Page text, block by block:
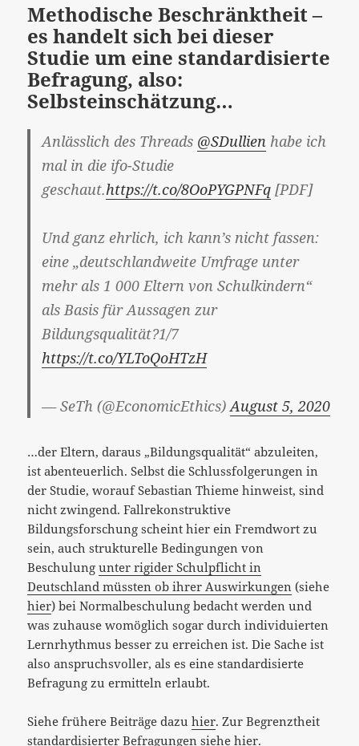
Methodische Beschränktheit –
es handelt sich bei dieser
Studie um eine standardisierte
Befragung, also:
Selbsteinschätzung…
Anlässlich des Threads @SDullien habe ich
mal in die ifo-Studie
geschaut.https://t.co/8OoPYGPNFq [PDF]
Und ganz ehrlich, ich kann’s nicht fassen:
eine „deutschlandweite Umfrage unter
mehr als 1 000 Eltern von Schulkindern“
als Basis für Aussagen zur
Bildungsqualität?1/7
https://t.co/YLToQoHTzH
— SeTh (@EconomicEthics)August 5, 2020
…der Eltern, daraus „Bildungsqualität“ abzuleiten,
ist abenteuerlich. Selbst die Schlussfolgerungen in
der Studie, worauf Sebastian Thieme hinweist, sind
nicht zwingend. Fallrekonstruktive
Bildungsforschung scheint hier ein Fremdwort zu
sein, auch strukturelle Bedingungen von
Beschulungunter rigider Schulpflicht in
Deutschland müssten ob ihrer Auswirkungen (siehe
hier) bei Normalbeschulung bedacht werden und
was zuhause womöglich sogar durch individuierten
Lernrhythmus besser zu erreichen ist. Die Sache ist
also anspruchsvoller, als es eine standardisierte
Befragung zu ermitteln erlaubt.
Siehe frühere Beiträge dazuhier. Zur Begrenztheit
standardisierter Befragungen siehehier.